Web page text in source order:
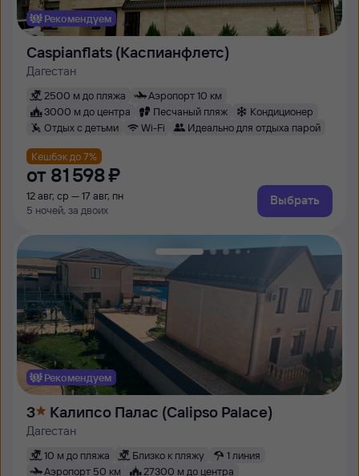
Рекомендуем
Caspianflats (Каспианфлетс)
Дагестан
2500 м до пляжа
Аэропорт 10 км
3000 м до центра
Песчаный пляж
Кондиционер
Отдых с детьми
Wi-Fi Идеально для отдыха парой
Кешбэк до 7%
от 81 ⁠598 ⁠₽
12 авг, ср — 17 авг, пн
5 ночей, за двоих
Выбрать
Рекомендуем
3 Калипсо Палас (Calipso Palace)
Дагестан
10 м до пляжа Близко к пляжу
1 линия
Аэропорт 50 км
27300 м до центра